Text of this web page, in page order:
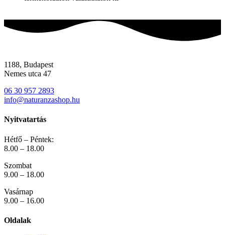
1188, Budapest
Nemes utca 47
06 30 957 2893
info@naturanzashop.hu
Nyitvatartás
Hétfő – Péntek:
8.00 – 18.00
Szombat
9.00 – 18.00
Vasárnap
9.00 – 16.00
Oldalak